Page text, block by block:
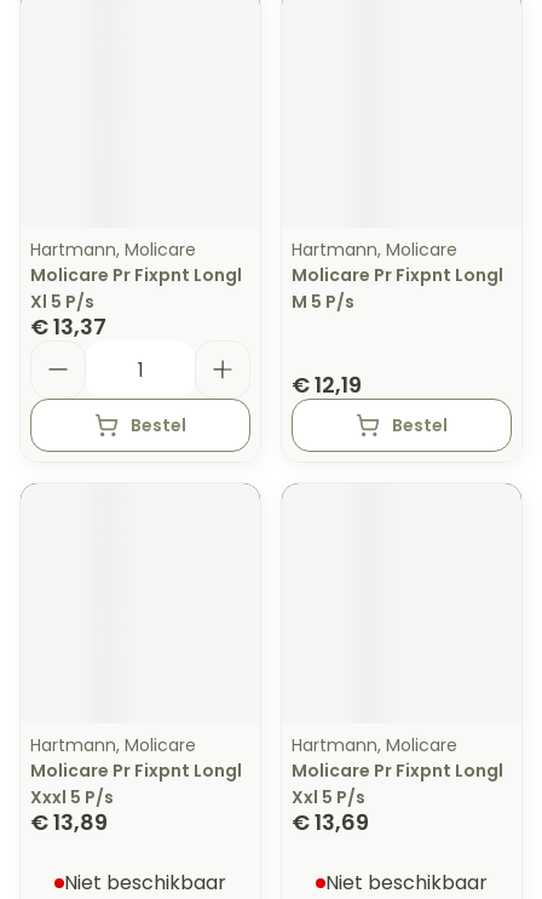
Hartmann, Molicare
Molicare Pr Fixpnt Longl
Xl 5 P/s
€ 13,37
Bestel
Hartmann, Molicare
Molicare Pr Fixpnt Longl
M 5 P/s
€ 12,19
Bestel
Hartmann, Molicare
Molicare Pr Fixpnt Longl
Xxxl 5 P/s
€ 13,89
Niet beschikbaar
Hartmann, Molicare
Molicare Pr Fixpnt Longl
Xxl 5 P/s
€ 13,69
Niet beschikbaar